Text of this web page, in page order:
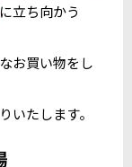
に立ち向かう
お買い物をし
いたします。